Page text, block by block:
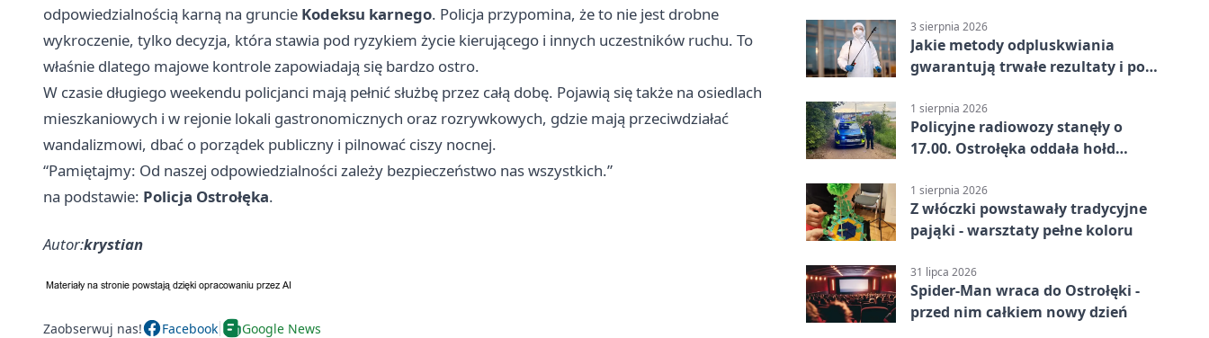
odpowiedzialnością karną na gruncie Kodeksu karnego. Policja przypomina, że to nie jest drobne
wykroczenie, tylko decyzja, która stawia pod ryzykiem życie kierującego i innych uczestników ruchu. To
właśnie dlatego majowe kontrole zapowiadają się bardzo ostro.
W czasie długiego weekendu policjanci mają pełnić służbę przez całą dobę. Pojawią się także na osiedlach
mieszkaniowych i w rejonie lokali gastronomicznych oraz rozrywkowych, gdzie mają przeciwdziałać
wandalizmowi, dbać o porządek publiczny i pilnować ciszy nocnej.
“Pamiętajmy: Od naszej odpowiedzialności zależy bezpieczeństwo nas wszystkich.”
na podstawie: Policja Ostrołęka.
Autor:krystian
Zaobserwuj nas! Facebook Google News
3 sierpnia 2026
Jakie metody odpluskwiania
gwarantują trwałe rezultaty i po
wykonawcę?
1 sierpnia 2026
Policyjne radiowozy stanęły o
17.00. Ostrołęka oddała hołd
1 sierpnia 2026
Z włóczki powstawały tradycyjne
pająki - warsztaty pełne koloru
31 lipca 2026
Spider-Man wraca do Ostrołęki -
przed nim całkiem nowy dzień